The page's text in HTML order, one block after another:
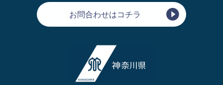
お問合わせはコチラ